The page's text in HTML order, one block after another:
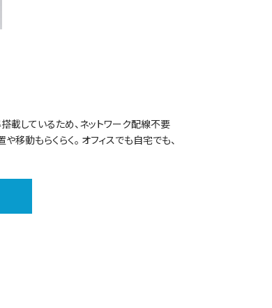
しているため、ネットワーク配線不要
移動もらくらく。 オフィスでも自宅でも、